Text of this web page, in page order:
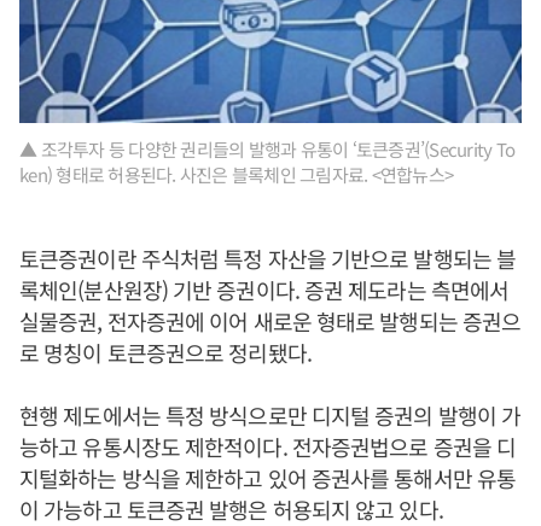
▲ 조각투자 등 다양한 권리들의 발행과 유통이 ‘토큰증권’(Security To
ken) 형태로 허용된다. 사진은 블록체인 그림자료. <연합뉴스>
토큰증권이란 주식처럼 특정 자산을 기반으로 발행되는 블
록체인(분산원장) 기반 증권이다. 증권 제도라는 측면에서
실물증권, 전자증권에 이어 새로운 형태로 발행되는 증권으
로 명칭이 토큰증권으로 정리됐다.
현행 제도에서는 특정 방식으로만 디지털 증권의 발행이 가
능하고 유통시장도 제한적이다. 전자증권법으로 증권을 디
지털화하는 방식을 제한하고 있어 증권사를 통해서만 유통
이 가능하고 토큰증권 발행은 허용되지 않고 있다.